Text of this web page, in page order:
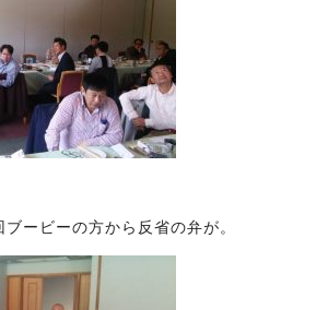
ービーの方から反省の弁が。